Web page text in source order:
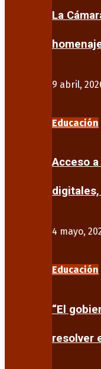
La
9 abril,
Educación
Acceso
4 mayo,
Educación
“El
resolver